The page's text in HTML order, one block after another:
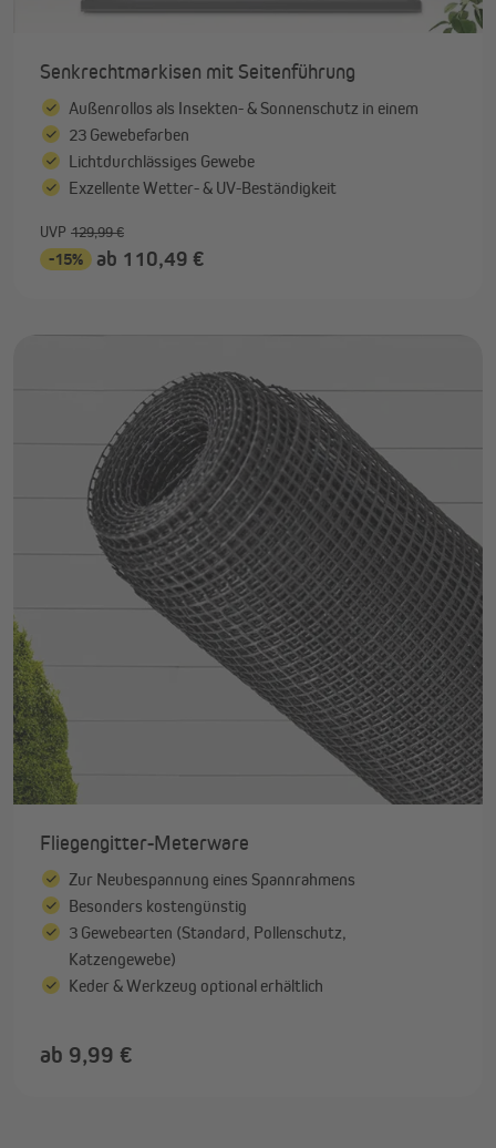
Senkrechtmarkisen mit Seitenführung
Außenrollos als Insekten- & Sonnenschutz in einem
23 Gewebefarben
Lichtdurchlässiges Gewebe
Exzellente Wetter- & UV-Beständigkeit
UVP 129,99 €
-15% ab 110,49 €
Fliegengitter-Meterware
Zur Neubespannung eines Spannrahmens
Besonders kostengünstig
3 Gewebearten (Standard, Pollenschutz,
Katzengewebe)
Keder & Werkzeug optional erhältlich
ab 9,99 €